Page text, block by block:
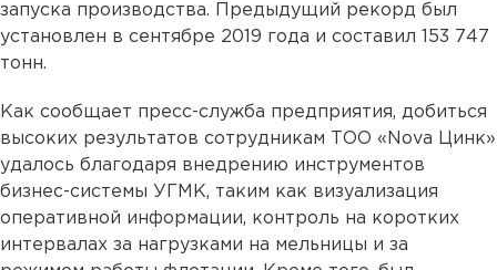
запуска производства. Предыдущий рекорд был
установлен в сентябре 2019 года и составил 153 747
тонн.
Как сообщает пресс-служба предприятия, добиться
высоких результатов сотрудникам ТОО «Nova Цинк»
удалось благодаря внедрению инструментов
бизнес-системы УГМК, таким как визуализация
оперативной информации, контроль на коротких
интервалах за нагрузками на мельницы и за